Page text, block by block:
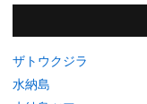
ザトウクジラ
水納島